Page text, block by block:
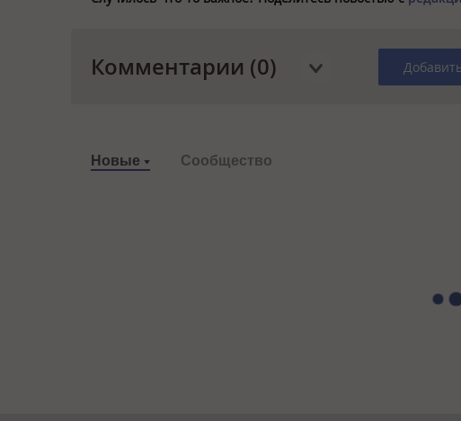
Комментарии (0)
Новые Сообщество